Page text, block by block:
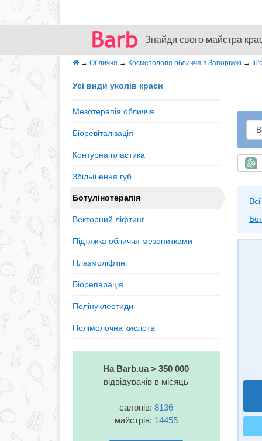
Знайди свого майстра
→ Обличчя → Косметологія обличчя в Запоріжжі →
Всі
Усі види уколів краси
Мезотерапія обличчя
Біоревіталізація
Контурна пластика
Збільшення губ
Ботулінотерапія
Векторний ліфтинг
Підтяжка обличчя мезонитками
Плазмоліфтінг
Біорепарація
Полінуклеотиди
Полімолочна кислота
На Barb.ua > 350 000
відвідувачів в місяць
салонів: 8136
майстрів: 14455